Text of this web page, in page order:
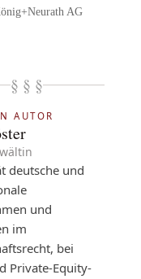
AG
§ § §
AUTOR
deutsche und
und
im
bei
Private-Equity-